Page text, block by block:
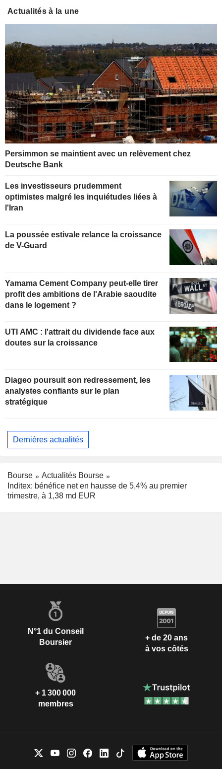
Actualités à la une
Persimmon se maintient avec un relèvement chez
Deutsche Bank
Les investisseurs prudemment
optimistes malgré les inquiétudes liées à
l'Iran
La poussée estivale relance la croissance
de V-Guard
Yamama Cement Company peut-elle tirer
profit des ambitions de l'Arabie saoudite
dans le logement ?
UTI AMC : l'attrait du dividende face aux
doutes sur la croissance
Diageo poursuit son redressement, les
analystes confiants sur le plan
stratégique
Dernières actualités
Bourse
Actualités Bourse
Inditex: bénéfice net en hausse de 5,4% au premier
trimestre, à 1,38 md EUR
N°1 du Conseil
Boursier
+ de 20 ans
à vos côtés
+ 1 300 000
membres